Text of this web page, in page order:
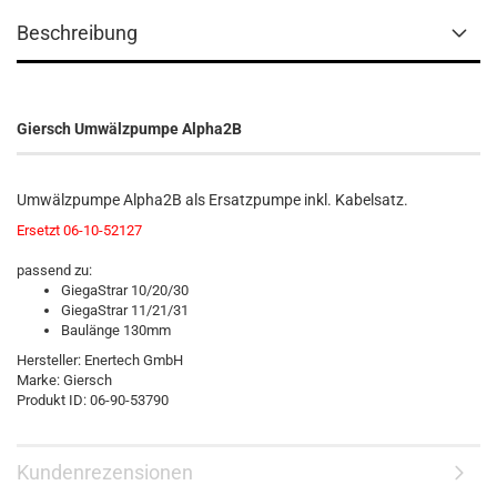
Beschreibung
Giersch Umwälzpumpe Alpha2B
Umwälzpumpe Alpha2B als Ersatzpumpe inkl. Kabelsatz.
Ersetzt 06-10-52127
passend zu:
GiegaStrar 10/20/30
GiegaStrar 11/21/31
Baulänge 130mm
Hersteller: Enertech GmbH
Marke: Giersch
Produkt ID: 06-90-53790
Kundenrezensionen